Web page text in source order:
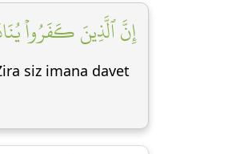
إِنَّ ٱلَّذِينَ كَفَرُواْ
siz imana davet